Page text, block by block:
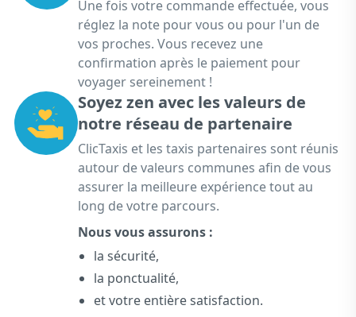
Une fois votre commande effectuée, vous
réglez la note pour vous ou pour l'un de
vos proches. Vous recevez une
confirmation après le paiement pour
voyager sereinement !
Soyez zen avec les valeurs de
notre réseau de partenaire
ClicTaxis et les taxis partenaires sont réunis
autour de valeurs communes afin de vous
assurer la meilleure expérience tout au
long de votre parcours.
Nous vous assurons :
la sécurité,
la ponctualité,
et votre entière satisfaction.